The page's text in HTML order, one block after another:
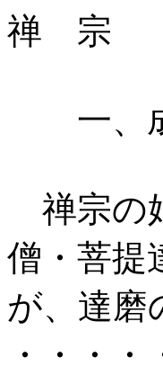
禅 宗
一、成
禅宗の
僧・菩提
が、達磨
・・・